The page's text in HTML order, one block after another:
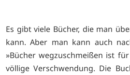
Es gibt viele Bücher, die man
kann. Aber man kann auch
»Bücher wegzuschmeißen ist
völlige Verschwendung. Die